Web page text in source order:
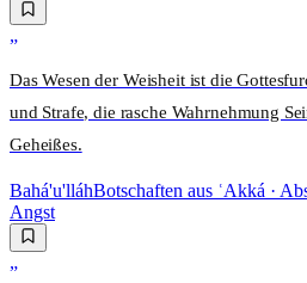
„
Das Wesen der Weisheit ist die
und Strafe, die rasche Wahrnehmung
Geheißes.
Bahá'u'lláhBotschaften aus ʿAkká ·
Angst
„